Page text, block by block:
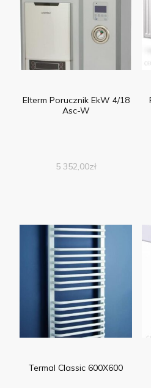
Elterm Porucznik EkW 4/18
Asc-W
5 352,00zł
Termal Classic 600X600